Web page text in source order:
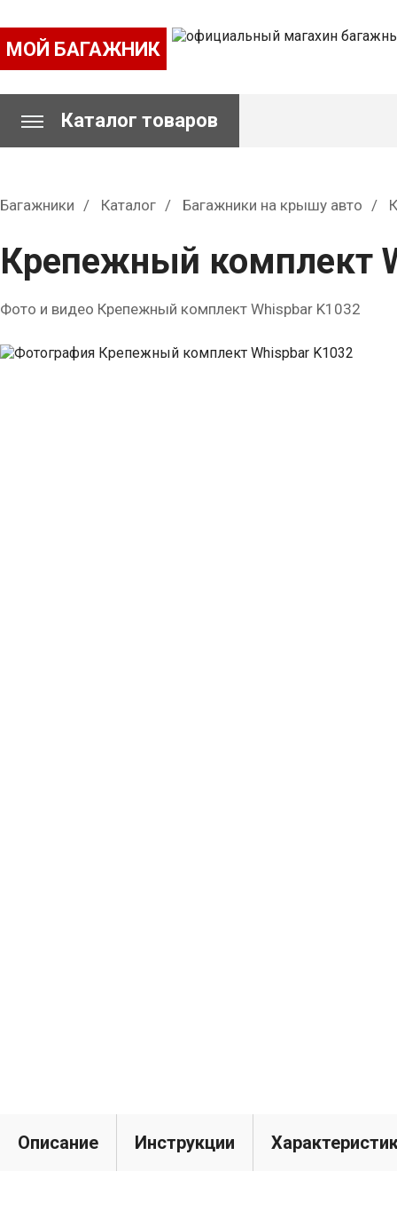
МОЙ БАГАЖНИК
Каталог товаров
Багажники Каталог Багажники на крышу авто
Крепежный комплект
Фото и видео Крепежный комплект Whispbar K1032
Описание Инструкции